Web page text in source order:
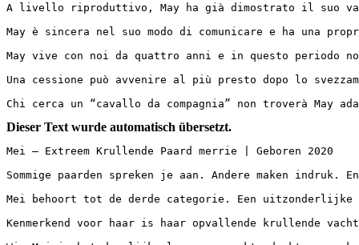
A livello riproduttivo, May ha già dimostrato il suo
May è sincera nel suo modo di comunicare e ha una
May vive con noi da quattro anni e in questo periodo
Una cessione può avvenire al più presto dopo lo
Chi cerca un “cavallo da compagnia” non troverà
Dieser Text wurde automatisch übersetzt.
Mei – Extreem Krullende Paard merrie | Geboren 2020
Sommige paarden spreken je aan. Andere maken
Mei behoort tot de derde categorie. Een
Kenmerkend voor haar is haar opvallende krullende